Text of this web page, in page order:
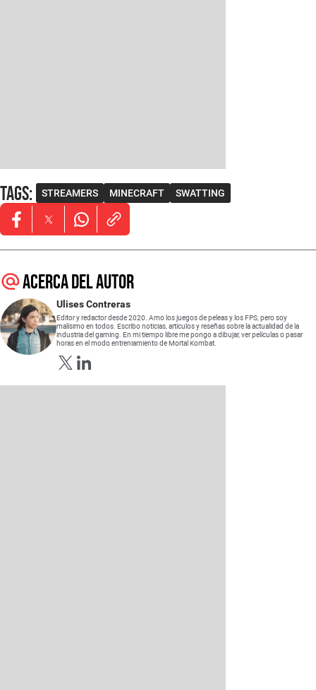
Tags: STREAMERS MINECRAFT SWATTING
Opens in new window
Opens in new window
Opens in new window
Acerca del autor
Ulises Contreras
Editor y redactor desde 2020. Amo los juegos de peleas y los FPS, pero soy
malísimo en todos. Escribo noticias, artículos y reseñas sobre la actualidad de la
industria del gaming. En mi tiempo libre me pongo a dibujar, ver películas o pasar
horas en el modo entreniamiento de Mortal Kombat.
Opens in new window
Opens in new window